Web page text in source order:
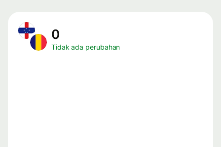
0
Tidak ada perubahan